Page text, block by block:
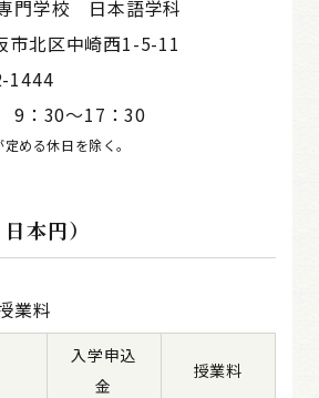
門学校 日本語学科
市北区中崎西1-5-11
1444
9：30～17：30
める休日を除く。
本円）
業料
入学申込
金
授業料